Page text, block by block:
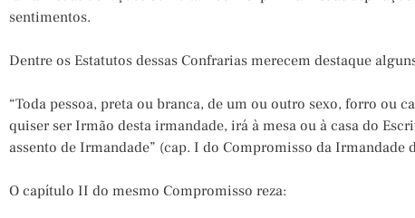
sentimentos.
Dentre os Estatutos dessas Confrarias merecem destaque
“Toda pessoa, preta ou branca, de um ou outro sexo, forro ou
quiser ser Irmão desta irmandade, irá à mesa ou à casa do
assento de Irmandade” (cap. I do Compromisso da Irmandade
O capítulo II do mesmo Compromisso reza: